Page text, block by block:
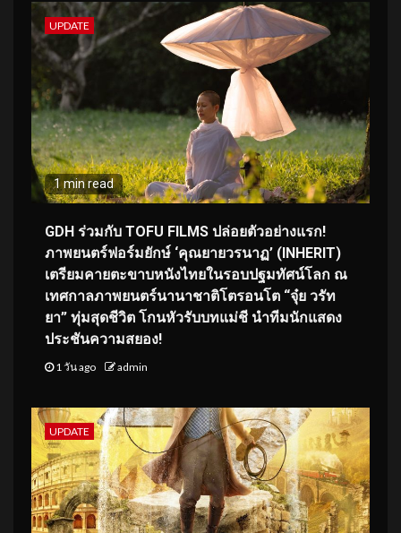
UPDATE
1 min read
GDH ร่วมกับ TOFU FILMS ปล่อยตัวอย่างแรก!
ภาพยนตร์ฟอร์มยักษ์ ‘คุณยายวรนาฏ’ (INHERIT)
เตรียมคายตะขาบหนังไทยในรอบปฐมทัศน์โลก ณ
เทศกาลภาพยนตร์นานาชาติโตรอนโต “จุ๋ย วรัท
ยา” ทุ่มสุดชีวิต โกนหัวรับบทแม่ชี นำทีมนักแสดง
ประชันความสยอง!
1 วัน ago admin
UPDATE